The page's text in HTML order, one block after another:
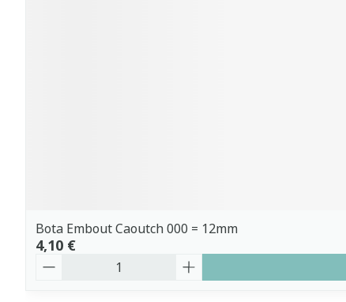
Bota Embout Caoutch 000 = 12mm
4,10 €